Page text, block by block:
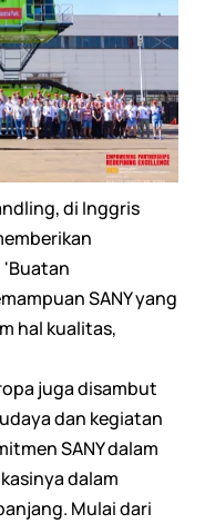
di Inggris
SANY yang
hal kualitas,
juga disambut
dan kegiatan
SANY dalam
dalam
Mulai dari